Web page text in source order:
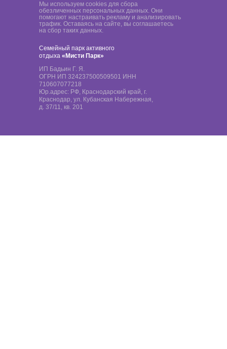
ИП Бадьин Г. Я.
ОГРН ИП 324237500509501 ИНН
710607077218
Юр.адрес: РФ, Краснодарский край, г.
Краснодар, ул. Кубанская Набережная,
д. 37/11, кв. 201
Семейный парк активного
отдыха «Мисти Парк»
Мы используем cookies для сбора
обезличенных персональных данных. Они
помогают настраивать рекламу и анализировать
трафик. Оставаясь на сайте, вы соглашаетесь
на сбор таких данных.